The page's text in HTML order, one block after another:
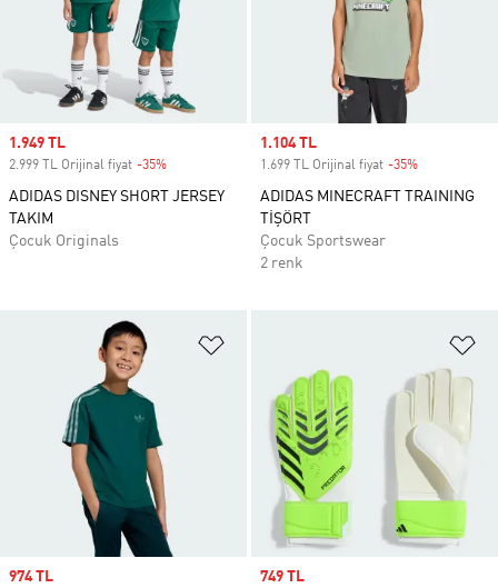
Sale price
1.949 TL
2.999 TL Orijinal fiyat -35%
ADIDAS DISNEY SHORT JERSEY
TAKIM
Çocuk Originals
Sale price
1.104 TL
1.699 TL Orijinal fiyat -35%
ADIDAS MINECRAFT TRAINING
TİŞÖRT
Çocuk Sportswear
2 renk
Sale price
974 TL Sale price
749 TL